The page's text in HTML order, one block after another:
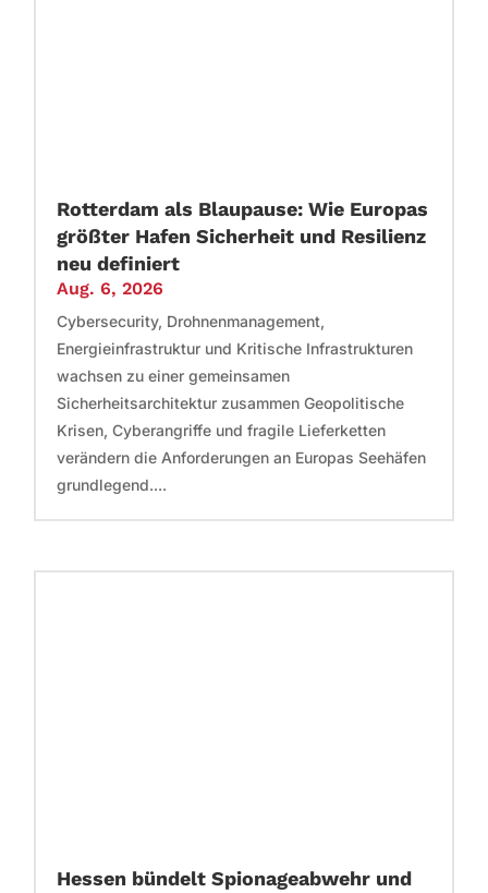
Rotterdam als Blaupause: Wie Europas
größter Hafen Sicherheit und Resilienz
neu definiert
Aug. 6, 2026
Cybersecurity, Drohnenmanagement,
Energieinfrastruktur und Kritische Infrastrukturen
wachsen zu einer gemeinsamen
Sicherheitsarchitektur zusammen Geopolitische
Krisen, Cyberangriffe und fragile Lieferketten
verändern die Anforderungen an Europas Seehäfen
grundlegend....
Hessen bündelt Spionageabwehr und